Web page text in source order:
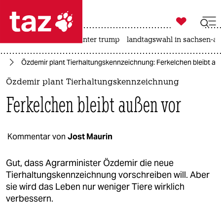
 taz zahl ich
taz zahl ich
politik
öko
gesellschaft
kultur
sport

taz zahl ich
usa unter trump landtagswahl in sachsen-
Özdemir plant Tierhaltungskennzeichnung: Ferkelchen bleibt
Özdemir plant Tierhaltungskennzeichnung
Ferkelchen bleibt außen vor
Kommentar von Jost Maurin
Gut, dass Agrarminister Özdemir die neue
Tierhaltungskennzeichnung vorschreiben will. Aber
sie wird das Leben nur weniger Tiere wirklich
verbessern.